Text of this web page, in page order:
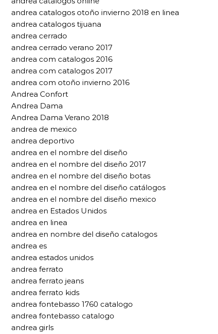
andrea catalogos otoño invierno 2018 en linea
andrea catalogos tijuana
andrea cerrado
andrea cerrado verano 2017
andrea com catalogos 2016
andrea com catalogos 2017
andrea com otoño invierno 2016
Andrea Confort
Andrea Dama
Andrea Dama Verano 2018
andrea de mexico
andrea deportivo
andrea en el nombre del diseño
andrea en el nombre del diseño 2017
andrea en el nombre del diseño botas
andrea en el nombre del diseño catálogos
andrea en el nombre del diseño mexico
andrea en Estados Unidos
andrea en linea
andrea en nombre del diseño catalogos
andrea es
andrea estados unidos
andrea ferrato
andrea ferrato jeans
andrea ferrato kids
andrea fontebasso 1760 catalogo
andrea fontebasso catalogo
andrea girls